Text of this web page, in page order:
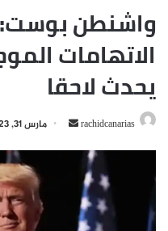
واشنطن بوست:
الاتهامات
يحدث لاحقا
rachidcanarias
أرسل مارس 31, 2023